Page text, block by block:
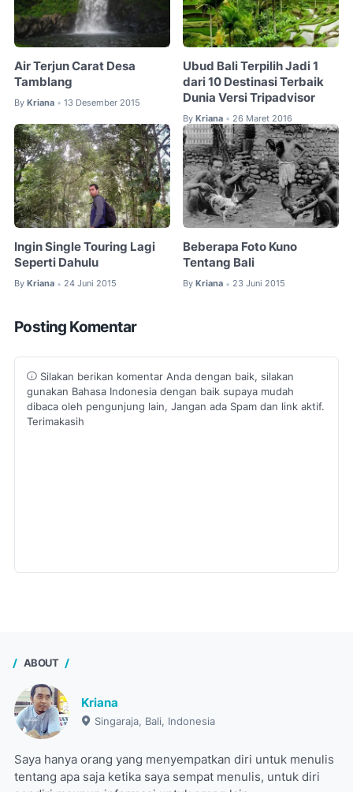
Air Terjun Carat Desa
Tamblang
By Kriana • 13 Desember 2015
Ubud Bali Terpilih Jadi 1
dari 10 Destinasi Terbaik
Dunia Versi Tripadvisor
By Kriana • 26 Maret 2016
Ingin Single Touring Lagi
Seperti Dahulu
By Kriana • 24 Juni 2015
Beberapa Foto Kuno
Tentang Bali
By Kriana • 23 Juni 2015
Posting Komentar
Silakan berikan komentar Anda dengan baik, silakan
gunakan Bahasa Indonesia dengan baik supaya mudah
dibaca oleh pengunjung lain, Jangan ada Spam dan link aktif.
Terimakasih
ABOUT
Kriana
Singaraja, Bali, Indonesia
Saya hanya orang yang menyempatkan diri untuk menulis
tentang apa saja ketika saya sempat menulis, untuk diri